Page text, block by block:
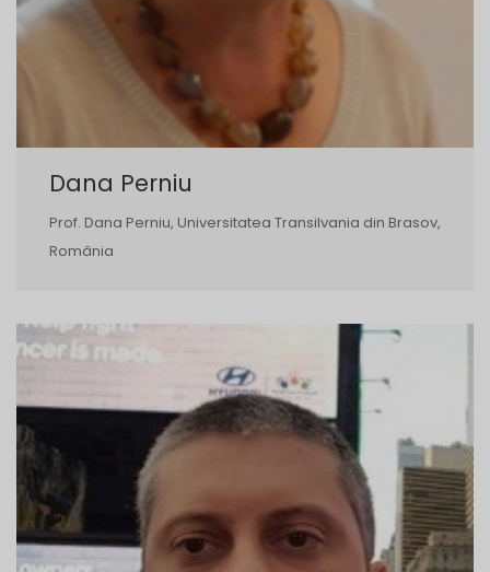
Dana Perniu
Prof. Dana Perniu, Universitatea Transilvania din Brasov,
România